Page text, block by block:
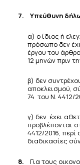
7. Υπεύθυνη
α) ο ίδιος ή
πρόσωπο δεν
έργου του
12 μηνών πριν
β) δεν
αποκλεισμού,
74 του Ν. 4412/
γ) δεν έχει
προβλέπονται
4412/2016,
διαδικασίες
8.
Για τους